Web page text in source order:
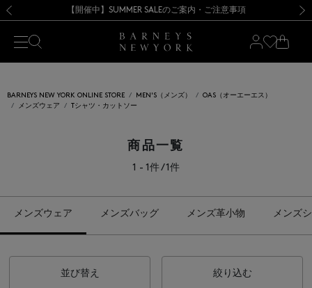
熊本県を中心とした地震の影響によるお荷物のお届けについて
【開催中】SUMMER SALEのご案内・ご注意事項
BARNEYS NEW YORK ONLINE STORE MEN'S（メンズ）
OAS（オーエーエス）
メンズウェア
Tシャツ・カットソー
商品一覧
1 - 1件 / 1件
メンズウェア メンズバッグ メンズ革小物 メンズ
並び替え 絞り込む